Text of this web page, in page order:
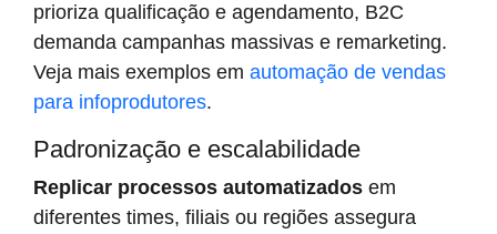
prioriza qualificação e agendamento, B2C
demanda campanhas massivas e remarketing.
Veja mais exemplos em automação de vendas
para infoprodutores.
Padronização e escalabilidade
Replicar processos automatizados em
diferentes times, filiais ou regiões assegura